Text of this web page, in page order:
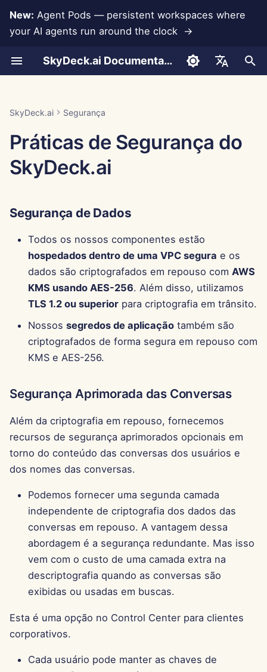
New: Agent Pods — persistent workspaces where
your AI agents run around the clock →
SkyDeck.ai Documentation
Deutsch
日本語
한국어
Português
Tiếng Việt
简体中文
繁體中文
I
n
a
l
z
u
s
Upload de Documentos
Compartilhamento e
Instantâneas Públicas
Navegação na Web
Pods
Ferramentas
Revisão de Acordo Legal
Gerador de Imagens
Segurança de Dados
Whole Team
Configurar Segurança
Planos e Atualizações
Gemini Integration
Integração com Mistral
Integração com OpenAI
Integração com
Integração com Vertex
xAI Integration
Aplicativos
MCP Servers
Ferramentas LLM
Política de Privacidade
Aviso de Cookies
Jan 23rd, 2026
Jan 16th, 2026
Jan 9th, 2026
Dec 19th, 2025
Dec 12th, 2025
Nov 28th, 2025
Nov 14th, 2025
31 de Outubro de 2025
29 de Agosto de 2025
22 de Agosto de 2025
15 de Agosto de 2025
8 de Agosto de 2025
25 de Julho de 2025
18 de Julho de 2025
Segurança Aprimorada das
Proteção de Dados
Educação em Segurança
Segurança do Fornecedor
LLM do SkyDeck.ai
SkyDeck.ai Segurança
Práticas de Segurança do
SkyDeck.ai
Segurança de Dados
Todos os nossos componentes estão
hospedados dentro de uma VPC segura e os
dados são criptografados em repouso com AWS
KMS usando AES-256. Além disso, utilizamos
TLS 1.2 ou superiorpara criptografia em trânsito.
Nossos segredos de aplicaçãotambém são
criptografados de forma segura em repouso com
KMS e AES-256.
Segurança Aprimorada das Conversas
Além da criptografia em repouso, fornecemos
recursos de segurança aprimorados opcionais em
torno do conteúdo das conversas dos usuários e
dos nomes das conversas.
Podemos fornecer uma segunda camada
independente de criptografia dos dados das
conversas em repouso. A vantagem dessa
abordagem é a segurança redundante. Mas isso
vem com o custo de uma camada extra na
descriptografia quando as conversas são
exibidas ou usadas em buscas.
Esta é uma opção no Control Center para clientes
corporativos.
Cada usuário pode manter as chaves de